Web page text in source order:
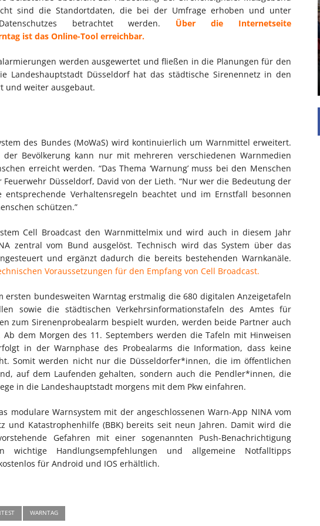
sind die Standortdaten, die bei der Umfrage erhoben und unter
betrachtet werden. Über die Internetseite
ist das Online-Tool erreichbar.
werden ausgewertet und fließen in die Planungen für den
Landeshauptstadt Düsseldorf hat das städtische Sirenennetz in den
und weiter ausgebaut.
des Bundes (MoWaS) wird kontinuierlich um Warnmittel erweitert.
Bevölkerung kann nur mit mehreren verschiedenen Warnmedien
erreicht werden. “Das Thema ‘Warnung’ muss bei den Menschen
Düsseldorf, David von der Lieth. “Nur wer die Bedeutung der
Verhaltensregeln beachtet und im Ernstfall besonnen
schützen.”
Cell Broadcast den Warnmittelmix und wird auch in diesem Jahr
zentral vom Bund ausgelöst. Technisch wird das System über das
und ergänzt dadurch die bereits bestehenden Warnkanäle.
Voraussetzungen für den Empfang von Cell Broadcast.
ersten bundesweiten Warntag erstmalig die 680 digitalen Anzeigetafeln
sowie die städtischen Verkehrsinformationstafeln des Amtes für
zum Sirenenprobealarm bespielt wurden, werden beide Partner auch
dem Morgen des 11. Septembers werden die Tafeln mit Hinweisen
in der Warnphase des Probealarms die Information, dass keine
Somit werden nicht nur die Düsseldorfer*innen, die im öffentlichen
auf dem Laufenden gehalten, sondern auch die Pendler*innen, die
in die Landeshauptstadt morgens mit dem Pkw einfahren.
modulare Warnsystem mit der angeschlossenen Warn-App NINA vom
und Katastrophenhilfe (BBK) bereits seit neun Jahren. Damit wird die
Gefahren mit einer sogenannten Push-Benachrichtigung
Handlungsempfehlungen und allgemeine Notfalltipps
für Android und IOS erhältlich.
WARNTAG
UNTERSTÜTZEN
Die Inspiration des industriellen Chics sind die
diesen Stil sind große Räume, schlicht gehalten
mit rustikalen Elementen und großen
Fensterflächen. Wie so vieles wurde ...